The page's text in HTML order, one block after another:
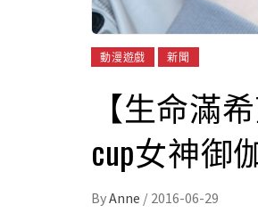
動漫遊戲 新聞
【生命滿
cup女神御
ByAnne / 2016-06-29